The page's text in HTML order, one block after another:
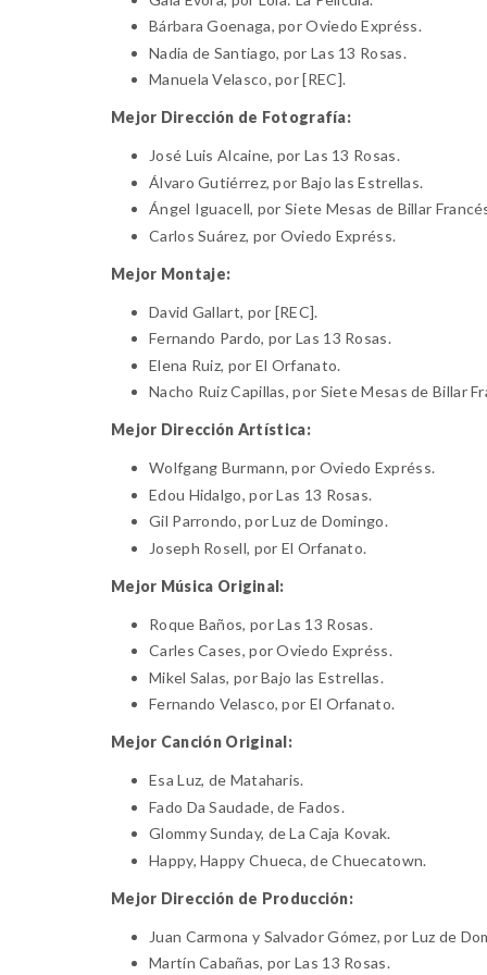
Bárbara Goenaga, por Oviedo Expréss.
Nadia de Santiago, por Las 13 Rosas.
Manuela Velasco, por [REC].
Mejor Dirección de Fotografía:
José Luis Alcaine, por Las 13 Rosas.
Álvaro Gutiérrez, por Bajo las Estrellas.
Ángel Iguacell, por Siete Mesas de Billar
Carlos Suárez, por Oviedo Expréss.
Mejor Montaje:
David Gallart, por [REC].
Fernando Pardo, por Las 13 Rosas.
Elena Ruiz, por El Orfanato.
Nacho Ruiz Capillas, por Siete Mesas de Billar
Mejor Dirección Artística:
Wolfgang Burmann, por Oviedo Expréss.
Edou Hidalgo, por Las 13 Rosas.
Gil Parrondo, por Luz de Domingo.
Joseph Rosell, por El Orfanato.
Mejor Música Original:
Roque Baños, por Las 13 Rosas.
Carles Cases, por Oviedo Expréss.
Mikel Salas, por Bajo las Estrellas.
Fernando Velasco, por El Orfanato.
Mejor Canción Original:
Esa Luz, de Mataharis.
Fado Da Saudade, de Fados.
Glommy Sunday, de La Caja Kovak.
Happy, Happy Chueca, de Chuecatown.
Mejor Dirección de Producción:
Juan Carmona y Salvador Gómez, por Luz de
Martín Cabañas, por Las 13 Rosas.